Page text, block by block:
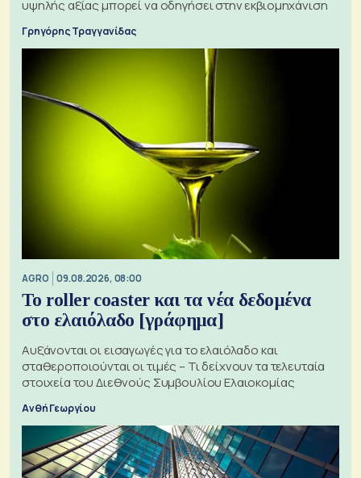
υψηλής αξίας μπορεί να οδηγήσει στην εκβιομηχάνιση
Γρηγόρης Τραγγανίδας
AGRO 09.08.2026, 08:00
Το roller coaster και τα νέα δεδομένα
στο ελαιόλαδο [γράφημα]
Αυξάνονται οι εισαγωγές για το ελαιόλαδο και
σταθεροποιούνται οι τιμές – Τι δείχνουν τα τελευταία
στοιχεία του Διεθνούς Συμβουλίου Ελαιοκομίας
Ανθή Γεωργίου